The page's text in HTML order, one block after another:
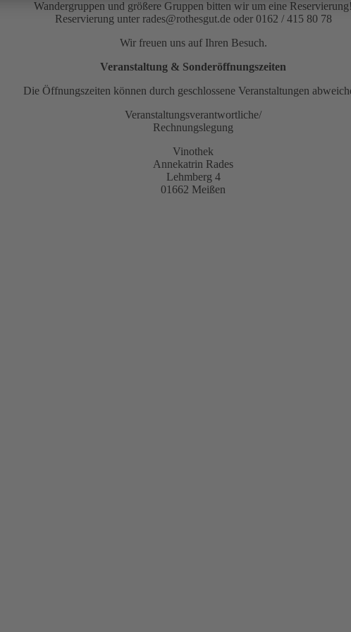
Wandergruppen und größere Gruppen bitten wir um eine Reservierung!
Reservierung unter rades@rothesgut.de oder 0162 / 415 80 78
Wir freuen uns auf Ihren Besuch.
Veranstaltung & Sonderöffnungszeiten
Die Öffnungszeiten können durch geschlossene Veranstaltungen
Veranstaltungsverantwortliche/
Rechnungslegung
Vinothek
Annekatrin Rades
Lehmberg 4
01662 Meißen